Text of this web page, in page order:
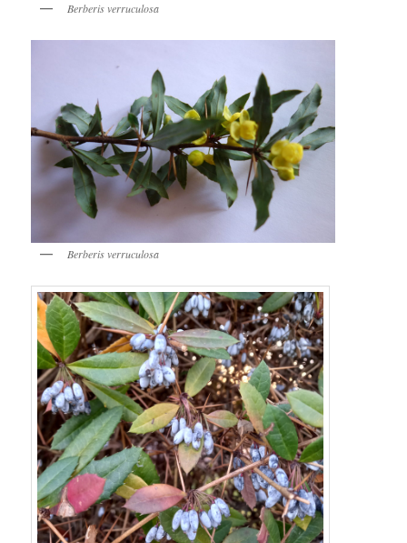
Berberis verruculosa
Berberis verruculosa